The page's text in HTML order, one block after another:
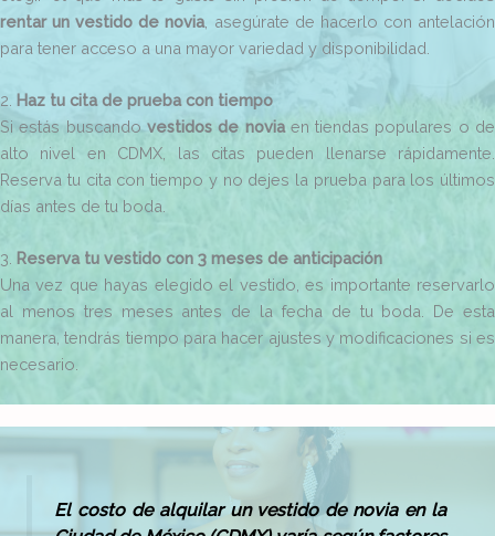
rentar un vestido de novia, asegúrate de hacerlo con antelación
para tener acceso a una mayor variedad y disponibilidad.
2. Haz tu cita de prueba con tiempo
Si estás buscandovestidos de noviaen tiendas populares o de
alto nivel en CDMX, las citas pueden llenarse rápidamente.
Reserva tu cita con tiempo y no dejes la prueba para los últimos
días antes de tu boda.
3. Reserva tu vestido con 3 meses de anticipación
Una vez que hayas elegido el vestido, es importante reservarlo
al menos tres meses antes de la fecha de tu boda. De esta
manera, tendrás tiempo para hacer ajustes y modificaciones si es
necesario.
El costo de alquilar un vestido de novia en la